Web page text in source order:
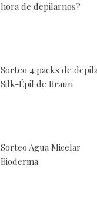
hora de depilarnos?
Sorteo 4 packs de
Silk-Épil de Braun
Sorteo Agua Micelar
Bioderma